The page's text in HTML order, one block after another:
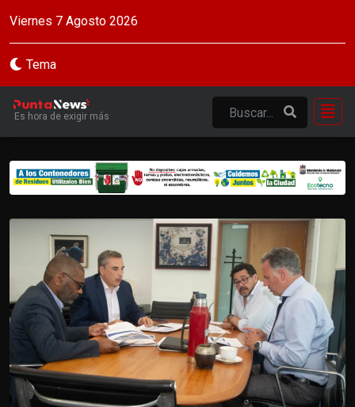
Viernes 7 Agosto 2026
Tema
Es hora de exigir más